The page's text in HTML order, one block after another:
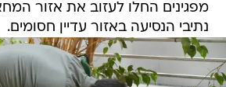
מפגינים החלו לעזוב את אזור
נתיבי הנסיעה באזור עדיין חסומים.